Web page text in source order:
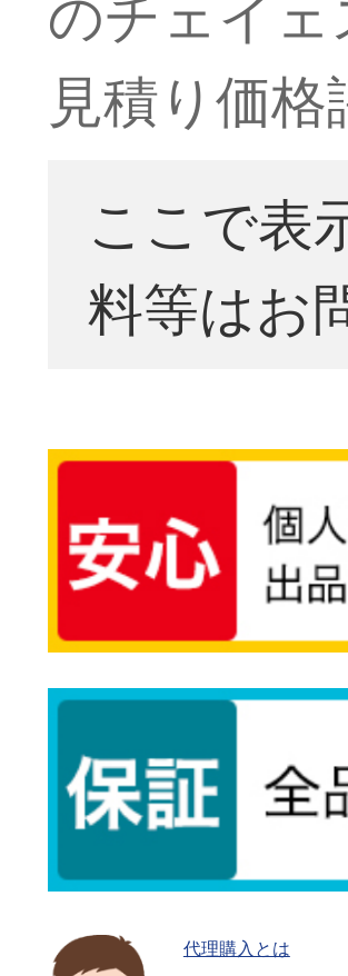
見積り価
ここで表
料等はお
代理購入とは